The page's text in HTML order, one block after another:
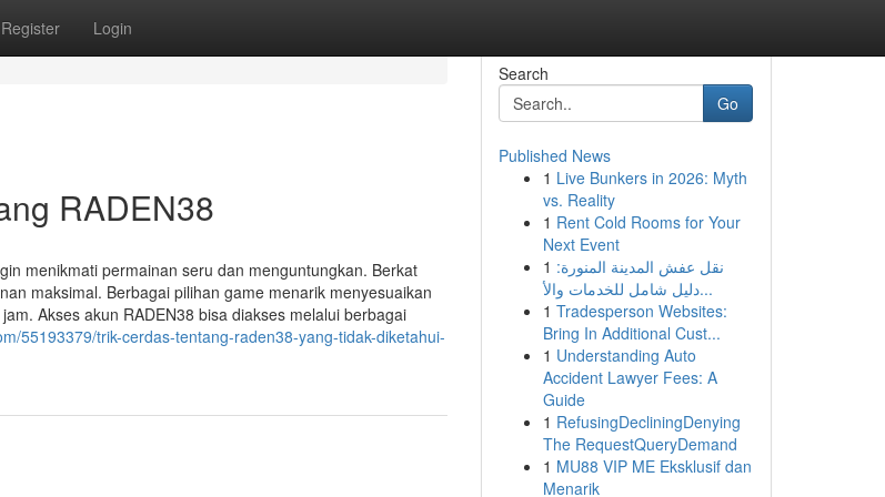
Register Login
RADEN38
menikmati permainan seru dan menguntungkan. Berkat
maksimal. Berbagai pilihan game menarik menyesuaikan
Akses akun RADEN38 bisa diakses melalui berbagai
55193379/trik-cerdas-tentang-raden38-yang-tidak-diketahui-
Search
Go
Published News
1 Live Bunkers in 2026: Myth
vs. Reality
1 Rent Cold Rooms for Your
Next Event
1 نقل عفش المدينة المنورة:
دليل شامل للخدمات والأ...
1 Tradesperson Websites:
Bring In Additional Cust...
1 Understanding Auto
Accident Lawyer Fees: A
Guide
1 RefusingDecliningDenying
The RequestQueryDemand
1 MU88 VIP ME Eksklusif dan
Menarik